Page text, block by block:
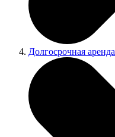
Долгосрочная аренда